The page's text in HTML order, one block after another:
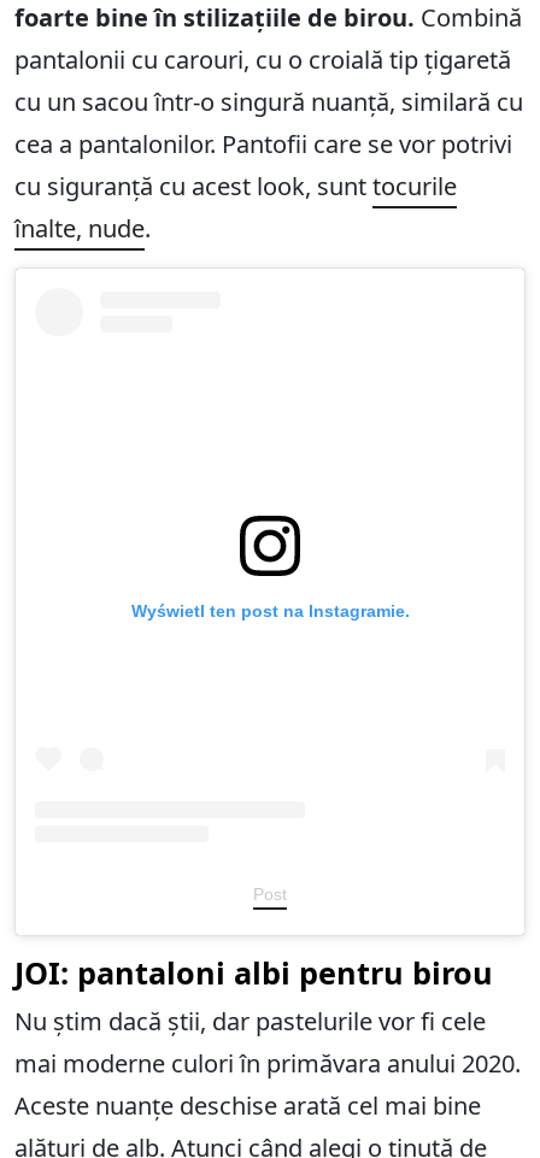
foarte bine în stilizațiile de birou. Combină
pantalonii cu carouri, cu o croială tip țigaretă
cu un sacou într-o singură nuanță, similară cu
cea a pantalonilor. Pantofii care se vor potrivi
cu siguranță cu acest look, sunttocurile
înalte, nude.
Wyświetl ten post na Instagramie.
Post
JOI: pantaloni albi pentru birou
Nu știm dacă știi, dar pastelurile vor fi cele
mai moderne culori în primăvara anului 2020.
Aceste nuanțe deschise arată cel mai bine
alături de alb. Atunci când alegi o ținută de